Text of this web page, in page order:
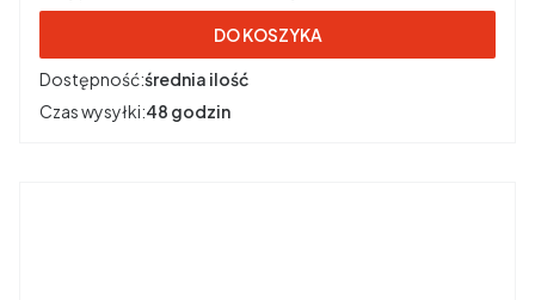
DO KOSZYKA
Dostępność:średnia ilość
Czas wysyłki:48 godzin